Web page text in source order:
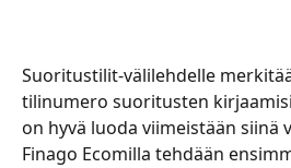
Suoritustilit-välilehdelle
tilinumero suoritusten
on hyvä luoda viimeistään siinä
Finago Ecomilla tehdään